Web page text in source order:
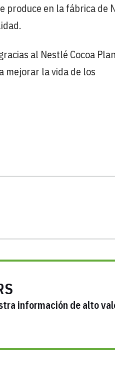
produce en la fábrica de
al Nestlé Cocoa
mejorar la vida de los
información de alto